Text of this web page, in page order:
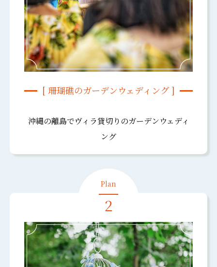
[ 珊瑚礁のガーデンウェディング ]
沖縄の離島でヴィラ貸切りのガーデンウェディ
ング
2